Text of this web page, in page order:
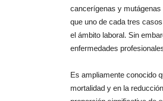
cancerígenas y
que uno de cada tres
el ámbito laboral. Sin
enfermedades
Es ampliamente conocido
mortalidad y en la